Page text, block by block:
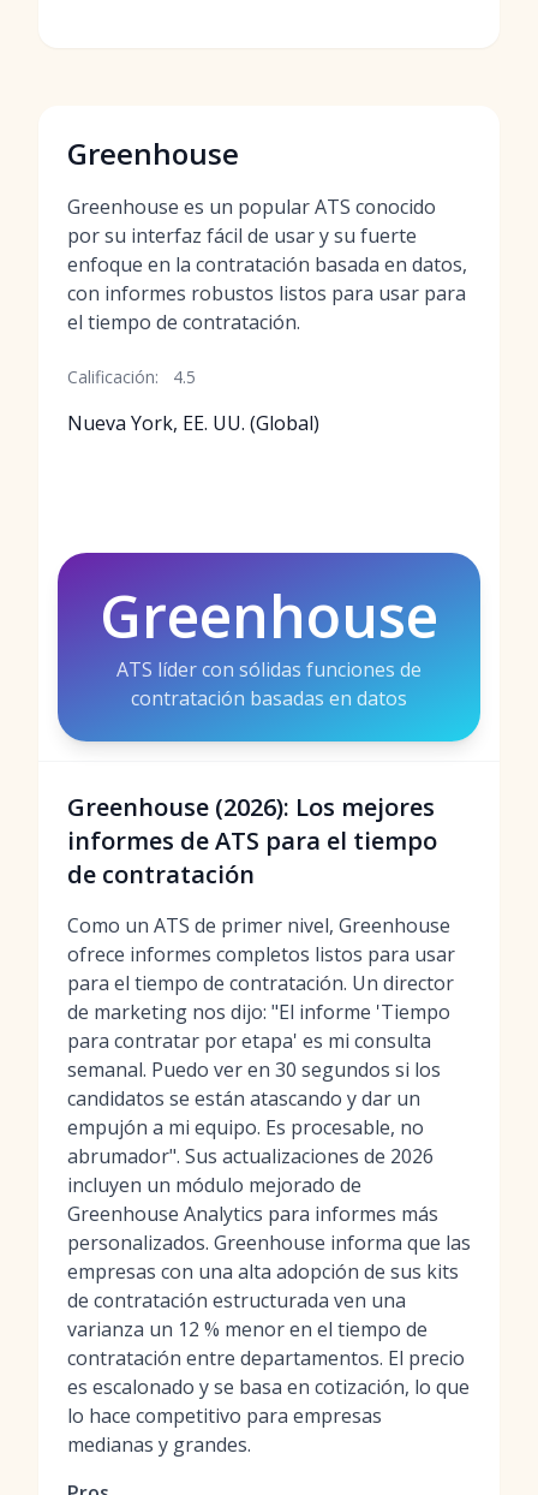
Greenhouse
Greenhouse es un popular ATS conocido
por su interfaz fácil de usar y su fuerte
enfoque en la contratación basada en datos,
con informes robustos listos para usar para
el tiempo de contratación.
Calificación: 4.5
Nueva York, EE. UU. (Global)
Greenhouse
ATS líder con sólidas funciones de
contratación basadas en datos
Greenhouse (2026): Los mejores
informes de ATS para el tiempo
de contratación
Como un ATS de primer nivel, Greenhouse
ofrece informes completos listos para usar
para el tiempo de contratación. Un director
de marketing nos dijo: "El informe 'Tiempo
para contratar por etapa' es mi consulta
semanal. Puedo ver en 30 segundos si los
candidatos se están atascando y dar un
empujón a mi equipo. Es procesable, no
abrumador". Sus actualizaciones de 2026
incluyen un módulo mejorado de
Greenhouse Analytics para informes más
personalizados. Greenhouse informa que las
empresas con una alta adopción de sus kits
de contratación estructurada ven una
varianza un 12 % menor en el tiempo de
contratación entre departamentos. El precio
es escalonado y se basa en cotización, lo que
lo hace competitivo para empresas
medianas y grandes.